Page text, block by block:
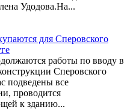
Удодова.На...
для Сперовского
работы по вводу в
Сперовского
подведены все
проводится
к зданию...